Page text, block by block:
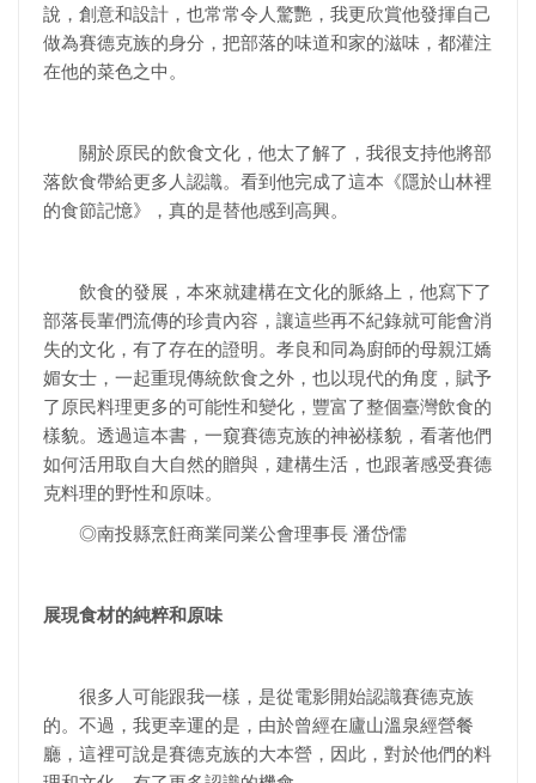
說，創意和設計，也常常令人驚艷，我更欣賞他發揮自己
做為賽德克族的身分，把部落的味道和家的滋味，都灌注
在他的菜色之中。
關於原民的飲食文化，他太了解了，我很支持他將部
落飲食帶給更多人認識。看到他完成了這本《隱於山林裡
的食節記憶》，真的是替他感到高興。
飲食的發展，本來就建構在文化的脈絡上，他寫下了
部落長輩們流傳的珍貴內容，讓這些再不紀錄就可能會消
失的文化，有了存在的證明。孝良和同為廚師的母親江嬌
媚女士，一起重現傳統飲食之外，也以現代的角度，賦予
了原民料理更多的可能性和變化，豐富了整個臺灣飲食的
樣貌。透過這本書，一窺賽德克族的神祕樣貌，看著他們
如何活用取自大自然的贈與，建構生活，也跟著感受賽德
克料理的野性和原味。
◎南投縣烹飪商業同業公會理事長 潘岱儒
展現食材的純粹和原味
很多人可能跟我一樣，是從電影開始認識賽德克族
的。不過，我更幸運的是，由於曾經在廬山溫泉經營餐
廳，這裡可說是賽德克族的大本營，因此，對於他們的料